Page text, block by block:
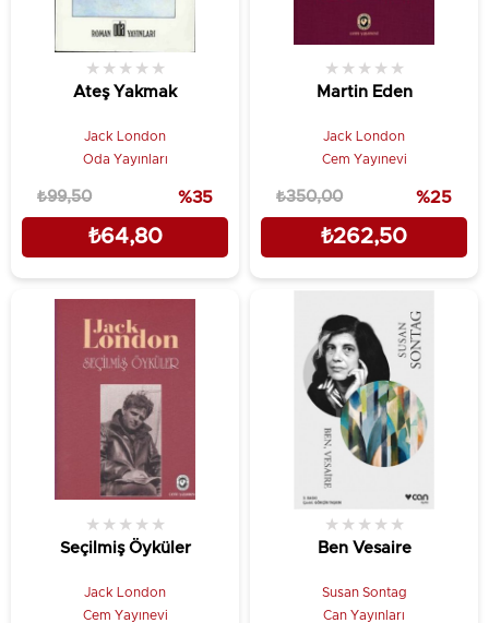
Ateş Yakmak
★ ★ ★ ★ ★
Jack London
Oda Yayınları
₺64,80
₺99,50 %35
Martin Eden
★ ★ ★ ★ ★
Jack London
Cem Yayınevi
₺262,50
₺350,00 %25
Seçilmiş Öyküler
★ ★ ★ ★ ★
Jack London
Cem Yayınevi
Ben Vesaire
★ ★ ★ ★ ★
Susan Sontag
Can Yayınları